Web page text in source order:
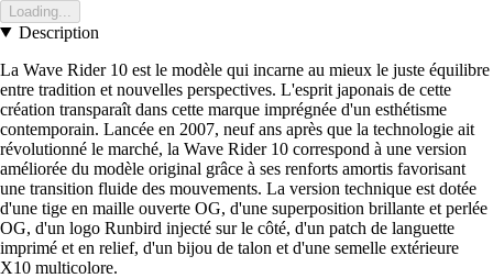
Loading...
Description
La Wave Rider 10 est le modèle qui incarne au mieux le juste équilibre
entre tradition et nouvelles perspectives. L'esprit japonais de cette
création transparaît dans cette marque imprégnée d'un esthétisme
contemporain. Lancée en 2007, neuf ans après que la technologie ait
révolutionné le marché, la Wave Rider 10 correspond à une version
améliorée du modèle original grâce à ses renforts amortis favorisant
une transition fluide des mouvements. La version technique est dotée
d'une tige en maille ouverte OG, d'une superposition brillante et perlée
OG, d'un logo Runbird injecté sur le côté, d'un patch de languette
imprimé et en relief, d'un bijou de talon et d'une semelle extérieure
X10 multicolore.